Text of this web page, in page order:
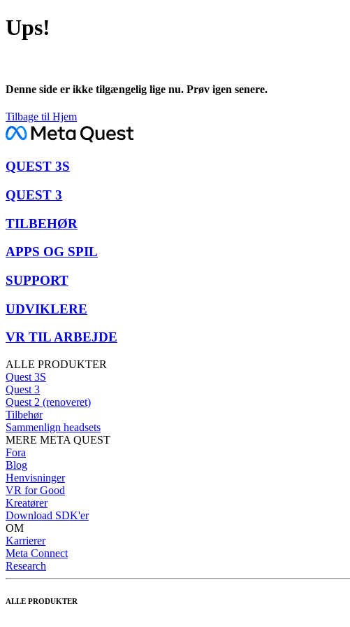
Ups!
Denne side er ikke tilgængelig lige nu. Prøv igen senere.
Tilbage til Hjem
QUEST 3S
QUEST 3
TILBEHØR
APPS OG SPIL
SUPPORT
UDVIKLERE
VR TIL ARBEJDE
ALLE PRODUKTER
Quest 3S
Quest 3
Quest 2 (renoveret)
Tilbehør
Sammenlign headsets
MERE META QUEST
Fora
Blog
Henvisninger
VR for Good
Kreatører
Download SDK'er
OM
Karrierer
Meta Connect
Research
ALLE PRODUKTER